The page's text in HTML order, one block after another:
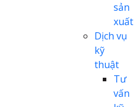
sản
xuất
Dịch vụ
kỹ
thuật
Tư
vấn